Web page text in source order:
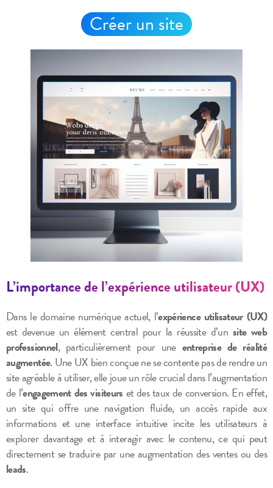
Créer un site
L’importance de l’expérience utilisateur (UX)
Dans le domaine numérique actuel, l’expérience utilisateur (UX)
est devenue un élément central pour la réussite d’un site web
professionnel, particulièrement pour une entreprise de réalité
augmentée. Une UX bien conçue ne se contente pas de rendre un
site agréable à utiliser, elle joue un rôle crucial dans l’augmentation
de l’engagement des visiteurs et des taux de conversion. En effet,
un site qui offre une navigation fluide, un accès rapide aux
informations et une interface intuitive incite les utilisateurs à
explorer davantage et à interagir avec le contenu, ce qui peut
directement se traduire par une augmentation des ventes ou des
leads.